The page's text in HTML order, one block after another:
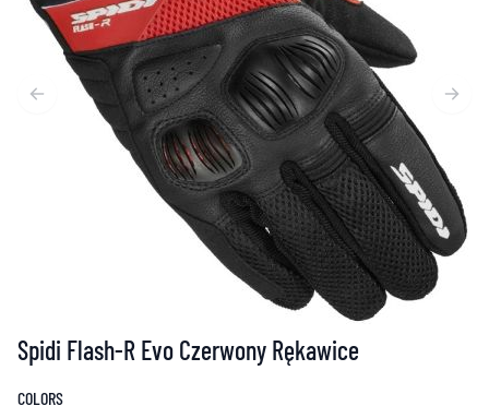
Spidi Flash-R Evo Czerwony Rękawice
COLORS